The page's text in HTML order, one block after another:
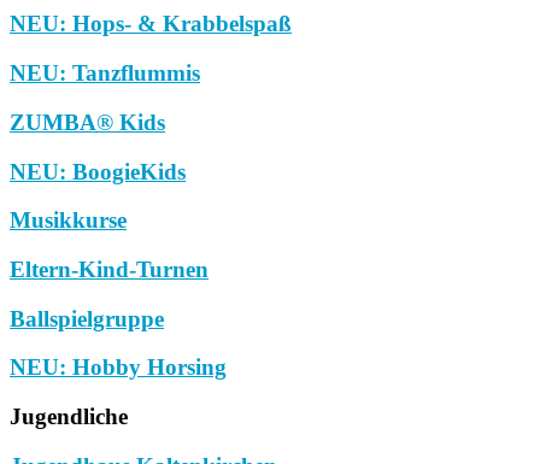
NEU: Hops- & Krabbelspaß
NEU: Tanzflummis
ZUMBA® Kids
NEU: BoogieKids
Musikkurse
Eltern-Kind-Turnen
Ballspielgruppe
NEU: Hobby Horsing
Jugendliche